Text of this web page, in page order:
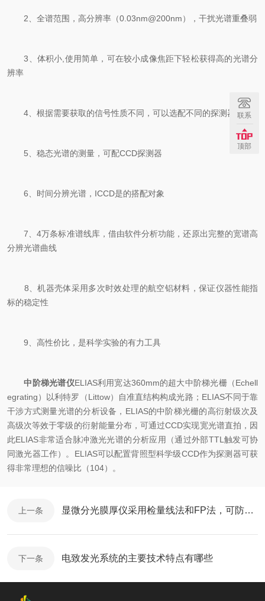
2、全谱范围，高分辨率（0.03nm@200nm），干扰光谱重叠弱
3、体积小,使用简单，可在较小成像焦距下轻松获得高的光谱分
辨率
4、根据需要获取的信号性质不同，可以选配不同的探测器
5、稳态光谱的测量，可配CCD探测器
6、时间分辨光谱，ICCD是的搭配对象
7、4万条标准谱线库，借由软件分析功能，还原出完整的宽谱高
分辨光谱曲线
8、机器壳体采用多次时效处理的航空铝材料，保证仪器性能指
标的稳定性
9、高性价比，是科学实验的有力工具
中阶梯光谱仪ELIAS利用宽达360mm的超大中阶梯光栅（Echell
egrating）以利特罗（Littow）自准直结构构成光路；ELIAS不同于靠
干涉方式测量光谱的分析设备，ELIAS的中阶梯光栅的高衍射级次及
高级次等效于零级的衍射能量分布，可通过CCD实现宽光谱直拍，因
此ELIAS非常适合脉冲激光光谱的分析应用（通过外部TTL触发可协
同激光器工作）。ELIAS可以配置背照型科学级CCD作为探测器可获
得非常理想的信噪比（104）。
上一条 显微分光膜厚仪采用检量线法和FP法，可防止在对焦时造成的损坏
下一条 电致发光系统的主要技术特点有哪些
联系
顶部